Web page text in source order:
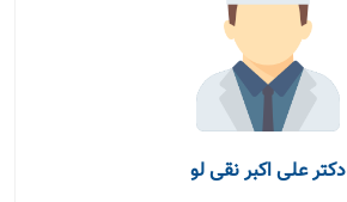
دکتر علی اکبر نقی لو